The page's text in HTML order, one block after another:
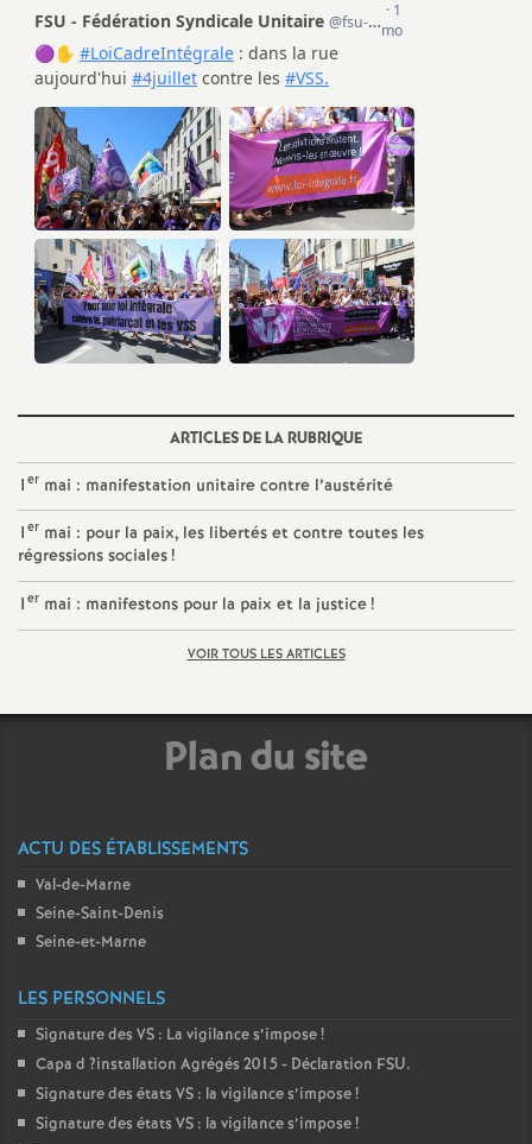
t
s
d
e
S
e
c
o
n
d
d
e
é
r
l
ARTICLES DE LA RUBRIQUE
1er mai : manifestation unitaire contre l’austérité
1er mai : pour la paix, les libertés et contre toutes les
régressions sociales!
1er mai : manifestons pour la paix et la justice!
VOIR TOUS LES ARTICLES
Plan du site
ACTU DES ÉTABLISSEMENTS
Val-de-Marne
Seine-Saint-Denis
Seine-et-Marne
LES PERSONNELS
Signature des VS : La vigilance s’impose!
Capa d ?installation Agrégés 2015 - Déclaration FSU.
Signature des états VS : la vigilance s’impose!
Signature des états VS : la vigilance s’impose!